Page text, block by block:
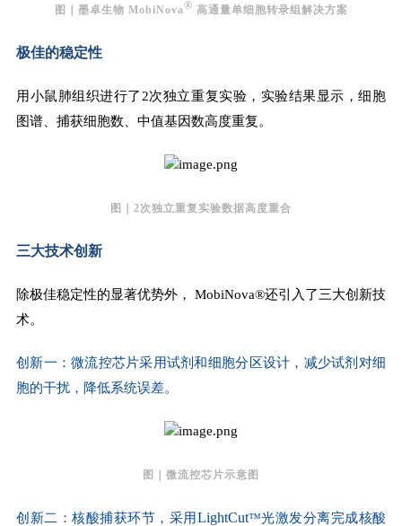
图｜墨卓生物 MobiNova® 高通量单细胞转录组解决方案
极佳的稳定性
用小鼠肺组织进行了2次独立重复实验，实验结果显示，细胞
图谱、捕获细胞数、中值基因数高度重复。
图｜2次独立重复实验数据高度重合
三大技术创新
除极佳稳定性的显著优势外， MobiNova®还引入了三大创新技
术。
创新一：微流控芯片采用试剂和细胞分区设计，减少试剂对细
胞的干扰，降低系统误差。
图｜微流控芯片示意图
创新二：核酸捕获环节，采用LightCut™光激发分离完成核酸